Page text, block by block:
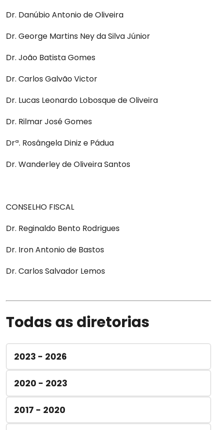
Dr. Danúbio Antonio de Oliveira
Dr. George Martins Ney da Silva Júnior
Dr. João Batista Gomes
Dr. Carlos Galvão Victor
Dr. Lucas Leonardo Lobosque de Oliveira
Dr. Rilmar José Gomes
Drª. Rosângela Diniz e Pádua
Dr. Wanderley de Oliveira Santos
CONSELHO FISCAL
Dr. Reginaldo Bento Rodrigues
Dr. Iron Antonio de Bastos
Dr. Carlos Salvador Lemos
Todas as diretorias
2023 - 2026
2020 - 2023
2017 - 2020